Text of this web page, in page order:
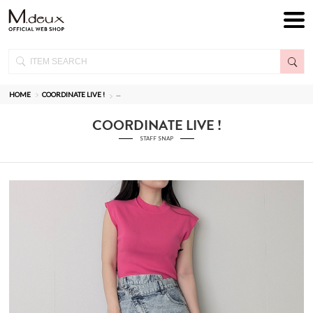
HOME COORDINATE LIVE ! --
COORDINATE LIVE !
STAFF SNAP